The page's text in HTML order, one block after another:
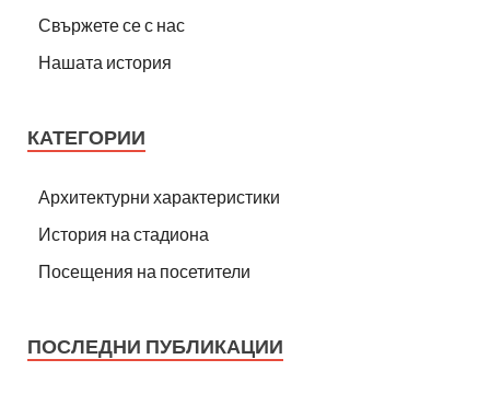
Свържете се с нас
Нашата история
КАТЕГОРИИ
Архитектурни характеристики
История на стадиона
Посещения на посетители
ПОСЛЕДНИ ПУБЛИКАЦИИ